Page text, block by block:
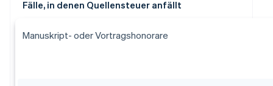
Fälle, in denen Quellensteuer anfällt
Manuskript- oder Vortragshonorare